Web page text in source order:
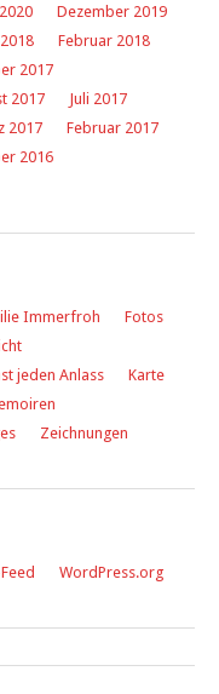
Dezember 2019
Februar 2018
2017
2017
Juli 2017
2017
Februar 2017
2016
Immerfroh
Fotos
jeden Anlass
Karte
Zeichnungen
WordPress.org